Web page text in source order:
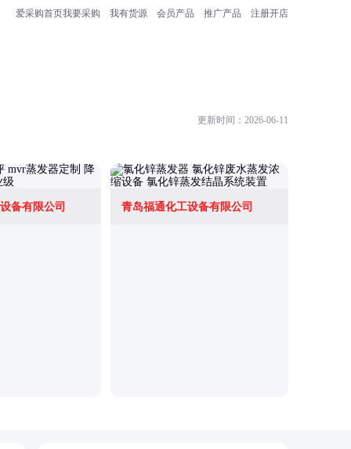
爱采购首页我要采购 我有货源 会员产品 推广产品 注册开店
更新时间：2026-06-11
备有限公司 青岛福通化工设备有限公司